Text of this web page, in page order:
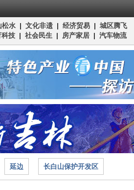
松水 | 文化非遗 | 经济贸易 | 城区腾飞
科技 | 社会民生 | 房产家居 | 汽车物流
延边 长白山保护开发区